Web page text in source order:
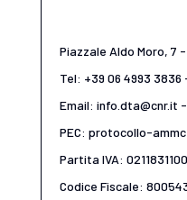
Piazzale Aldo Moro, 7
Tel: +39 06 4993 3836
Email: info.dta@cnr.it
PEC: protocollo-
Partita IVA:
Codice Fiscale: